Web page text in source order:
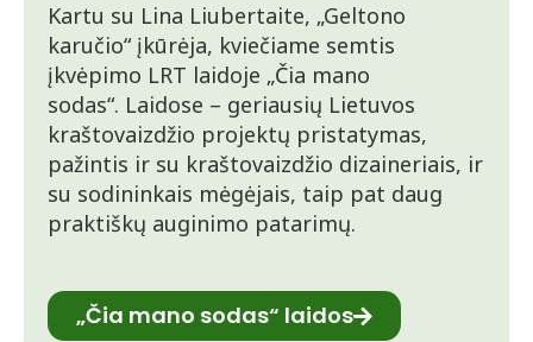
Kartu su Lina Liubertaite, „Geltono
karučio“ įkūrėja, kviečiame semtis
įkvėpimo LRT laidoje „Čia mano
sodas“. Laidose – geriausių Lietuvos
kraštovaizdžio projektų pristatymas,
pažintis ir su kraštovaizdžio dizaineriais, ir
su sodininkais mėgėjais, taip pat daug
praktiškų auginimo patarimų.
„Čia mano sodas“ laidos